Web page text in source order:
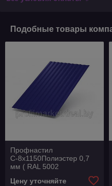
Подобные товары
Профнастил
С-8х1150Полиэстер 0,7
мм ( RAL 5002
ультрамариново- синий)
Цену уточняйте